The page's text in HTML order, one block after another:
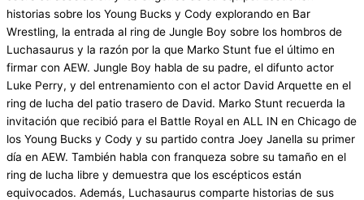
historias sobre los Young Bucks y Cody explorando en Bar
Wrestling, la entrada al ring de Jungle Boy sobre los hombros de
Luchasaurus y la razón por la que Marko Stunt fue el último en
firmar con AEW. Jungle Boy habla de su padre, el difunto actor
Luke Perry, y del entrenamiento con el actor David Arquette en el
ring de lucha del patio trasero de David. Marko Stunt recuerda la
invitación que recibió para el Battle Royal en ALL IN en Chicago de
los Young Bucks y Cody y su partido contra Joey Janella su primer
día en AEW. También habla con franqueza sobre su tamaño en el
ring de lucha libre y demuestra que los escépticos están
equivocados. Además, Luchasaurus comparte historias de sus